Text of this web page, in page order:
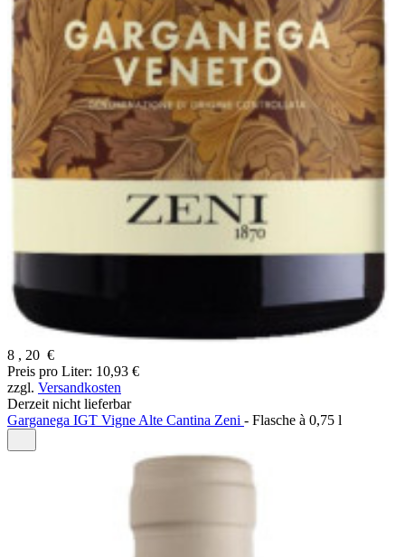
8 , 20 €
Preis pro Liter: 10,93 €
zzgl. Versandkosten
Derzeit nicht lieferbar
Garganega IGT Vigne Alte Cantina Zeni - Flasche à 0,75 l